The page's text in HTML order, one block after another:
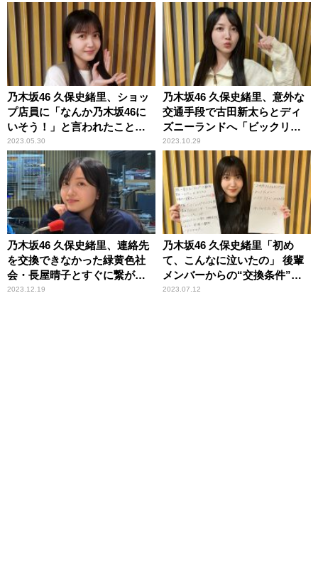
乃木坂46 久保史緒里、ショッ
プ店員に「なんか乃木坂46に
いそう！」と言われたことを
告白「なんて返すのが正解だ
ったのか……」
2023.05.30
乃木坂46 久保史緒里、意外な
交通手段で古田新太らとディ
ズニーランドへ「ビックリし
たんですけど、要求をのみま
した（笑）」
2023.10.29
乃木坂46 久保史緒里、連絡先
を交換できなかった緑黄色社
会・長屋晴子とすぐに繋がれ
たことを明かす「『お久しぶ
2023.12.19
乃木坂46 久保史緒里「初め
て、こんなに泣いたの」 後輩
メンバーからの“交換条件”届
き泣く
2023.07.12